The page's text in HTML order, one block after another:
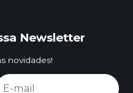
Newsletter
novidades!